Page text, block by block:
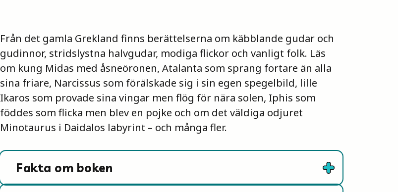
Från det gamla Grekland finns berättelserna om käbblande gudar och
gudinnor, stridslystna halvgudar, modiga flickor och vanligt folk. Läs
om kung Midas med åsneöronen, Atalanta som sprang fortare än alla
sina friare, Narcissus som förälskade sig i sin egen spegelbild, lille
Ikaros som provade sina vingar men flög för nära solen, Iphis som
föddes som flicka men blev en pojke och om det väldiga odjuret
Minotaurus i Daidalos labyrint – och många fler.
Fakta om boken